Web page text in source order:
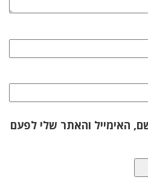
האימייל והאתר שלי לפעם